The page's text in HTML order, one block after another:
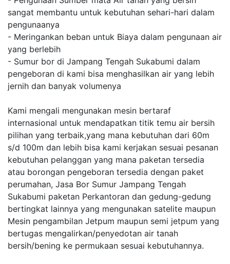
sangat membantu untuk kebutuhan sehari-hari dalam
pengunaanya
- Meringankan beban untuk Biaya dalam pengunaan air
yang berlebih
- Sumur bor di Jampang Tengah Sukabumi dalam
pengeboran di kami bisa menghasilkan air yang lebih
jernih dan banyak volumenya
Kami mengali mengunakan mesin bertaraf
internasional untuk mendapatkan titik temu air bersih
pilihan yang terbaik,yang mana kebutuhan dari 60m
s/d 100m dan lebih bisa kami kerjakan sesuai pesanan
kebutuhan pelanggan yang mana paketan tersedia
atau borongan pengeboran tersedia dengan paket
perumahan, Jasa Bor Sumur Jampang Tengah
Sukabumi paketan Perkantoran dan gedung-gedung
bertingkat lainnya yang mengunakan satelite maupun
Mesin pengambilan Jetpum maupun semi jetpum yang
bertugas mengalirkan/penyedotan air tanah
bersih/bening ke permukaan sesuai kebutuhannya.